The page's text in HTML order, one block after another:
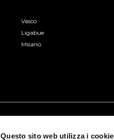
Questo sito web utilizza i cookie
Vasco
Ligabue
Misano